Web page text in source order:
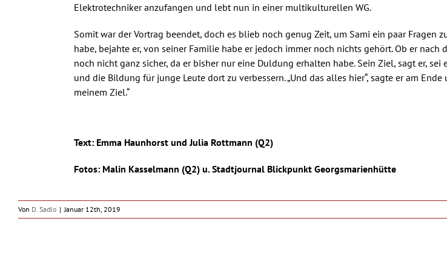
Elektrotechniker anzufangen und lebt nun in einer multikulturellen WG.
Somit war der Vortrag beendet, doch es blieb noch genug Zeit, um Sami ein paar Fragen
habe, bejahte er, von seiner Familie habe er jedoch immer noch nichts gehört. Ob er
noch nicht ganz sicher, da er bisher nur eine Duldung erhalten habe. Sein Ziel, sagt er,
und die Bildung für junge Leute dort zu verbessern. „Und das alles hier“, sagte er am
meinem Ziel.“
Text: Emma Haunhorst und Julia Rottmann (Q2)
Fotos: Malin Kasselmann (Q2) u. Stadtjournal Blickpunkt Georgsmarienhütte
Von D. Sadlo | Januar 12th, 2019